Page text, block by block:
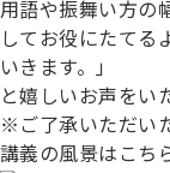
用語や振舞い方の
してお役にたてる
いきます。」
と嬉しいお声を
※ご了承いただい
講義の風景はこ